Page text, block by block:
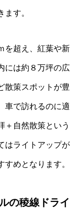
す。
を超え、紅葉や新
には約８万坪の広
散策スポットが豊
車で訪れるのに適
＋自然散策という
はライトアップが
めとなります。
の稜線ドライ